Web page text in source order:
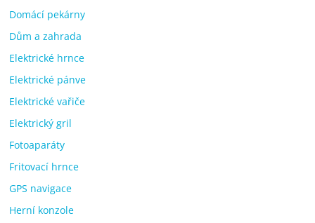
Domácí pekárny
Dům a zahrada
Elektrické hrnce
Elektrické pánve
Elektrické vařiče
Elektrický gril
Fotoaparáty
Fritovací hrnce
GPS navigace
Herní konzole